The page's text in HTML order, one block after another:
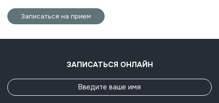
Записаться на прием
ЗАПИСАТЬСЯ ОНЛАЙН